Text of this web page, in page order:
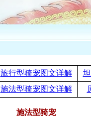
旅行型骑宠图文详解
施法型骑宠图文详解
施法型骑宠